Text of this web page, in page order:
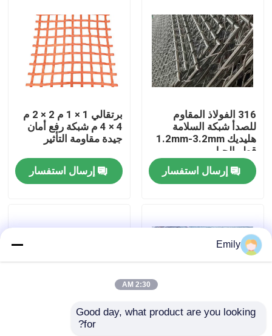
المنتجات
حولنا
مراقبة الجودة
اتصل بنا
القضايا
توسيع شبكة الأسلاك المعدنية
316 الفولاذ المقاوم
للصدأ شبكة السلامة
هليديك 1.2mm-3.2mm
قطر الحبل
إرسال استفسار
برتقالي 1 × 1 م 2 × 2 م
4 × 4 م شبكة رفع أمان
جيدة مقاومة التأثير
إرسال استفسار
316L SS سلسلة ربط
Emily
2:30 AM
Good day, what product are you looking
for?